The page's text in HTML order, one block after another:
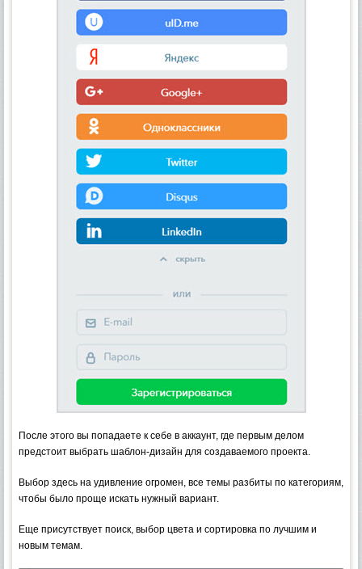
После этого вы попадаете к себе в аккаунт, где первым делом
предстоит выбрать шаблон-дизайн для создаваемого проекта.
Выбор здесь на удивление огромен, все темы разбиты по категориям,
чтобы было проще искать нужный вариант.
Еще присутствует поиск, выбор цвета и сортировка по лучшим и
новым темам.